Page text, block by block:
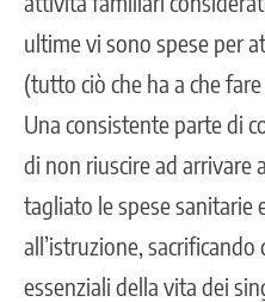
ultime vi sono spese per
(tutto ciò che ha a che
Una consistente parte di
di non riuscire ad arrivare
tagliato le spese sanitarie
all’istruzione,
essenziali della vita dei